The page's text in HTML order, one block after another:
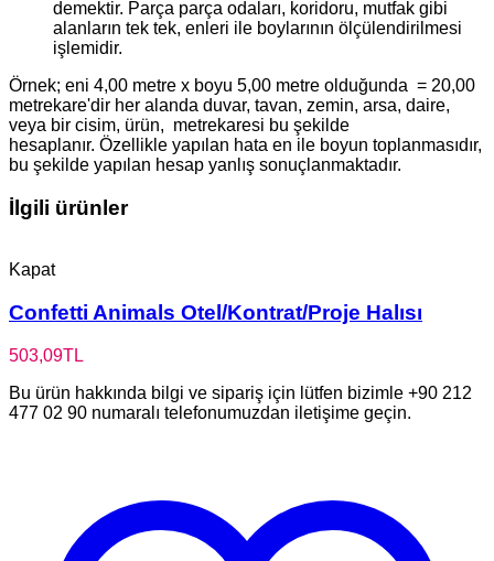
demektir. Parça parça odaları, koridoru, mutfak gibi
alanların tek tek, enleri ile boylarının ölçülendirilmesi
işlemidir.
Örnek; eni 4,00 metre x boyu 5,00 metre olduğunda = 20,00
metrekare'dir her alanda duvar, tavan, zemin, arsa, daire,
veya bir cisim, ürün, metrekaresi bu şekilde
hesaplanır. Özellikle yapılan hata en ile boyun toplanmasıdır,
bu şekilde yapılan hesap yanlış sonuçlanmaktadır.
İlgili ürünler
Kapat
Confetti Animals Otel/Kontrat/Proje Halısı
503,09TL
Bu ürün hakkında bilgi ve sipariş için lütfen bizimle +90 212
477 02 90 numaralı telefonumuzdan iletişime geçin.